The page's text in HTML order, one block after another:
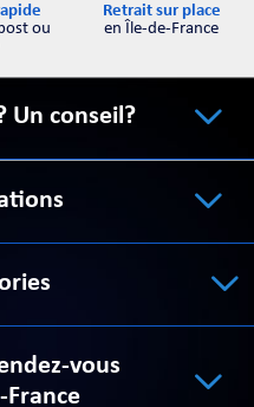
ou
Retrait sur place
en Île-de-France
Un conseil?
vous
France